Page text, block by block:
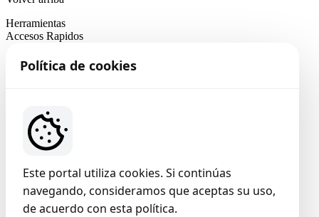
Herramientas
Accesos Rapidos
Política de cookies
Este portal utiliza cookies. Si continúas
navegando, consideramos que aceptas su uso,
de acuerdo con esta política.